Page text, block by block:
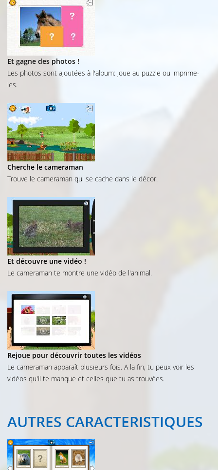
Et gagne des photos !
Les photos sont ajoutées à l'album: joue au puzzle ou imprime-
les.
Cherche le cameraman
Trouve le cameraman qui se cache dans le décor.
Et découvre une vidéo !
Le cameraman te montre une vidéo de l'animal.
Rejoue pour découvrir toutes les vidéos
Le cameraman apparaît plusieurs fois. A la fin, tu peux voir les
vidéos qu'il te manque et celles que tu as trouvées.
AUTRES CARACTERISTIQUES